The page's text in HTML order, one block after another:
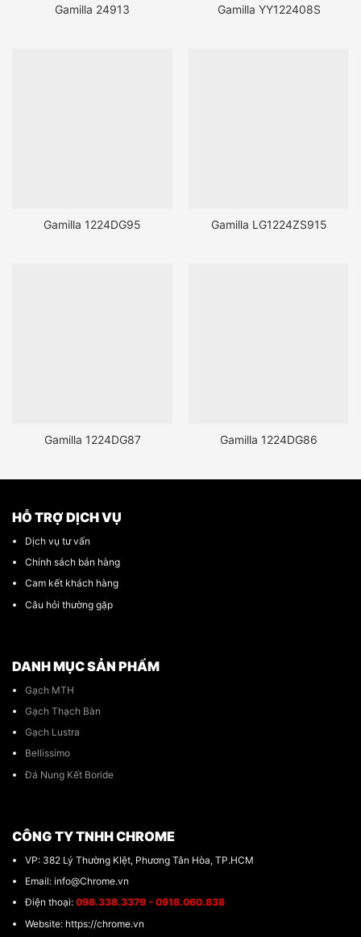
Gamilla 24913 Gamilla YY122408S
Gamilla 1224DG95 Gamilla LG1224ZS915
Gamilla 1224DG87 Gamilla 1224DG86
HỖ TRỢ DỊCH VỤ
Dịch vụ tư vấn
Chính sách bán hàng
Cam kết khách hàng
Câu hỏi thường gặp
DANH MỤC SẢN PHẨM
Gạch MTH
Gạch Thạch Bàn
Gạch Lustra
Bellissimo
Đá Nung Kết Boride
CÔNG TY TNHH CHROME
VP: 382 Lý Thường KIệt, Phương Tân Hòa, TP.HCM
Email: info@Chrome.vn
Điện thoại: 098.338.3379 - 0918.060.838
Website: https://chrome.vn